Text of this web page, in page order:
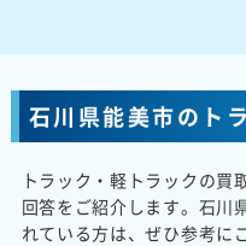
石川県能美市のト
トラック・軽トラックの買
回答をご紹介します。石川
れている方は、ぜひ参考に